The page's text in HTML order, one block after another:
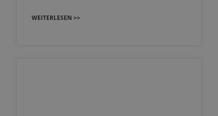
WEITERLESEN >>